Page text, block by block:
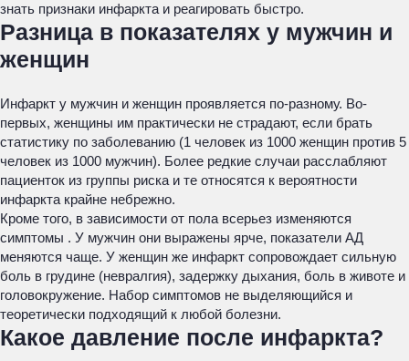
знать признаки инфаркта и реагировать быстро.
Разница в показателях у мужчин и
женщин
Инфаркт у мужчин и женщин проявляется по-разному. Во-
первых, женщины им практически не страдают, если брать
статистику по заболеванию (1 человек из 1000 женщин против 5
человек из 1000 мужчин). Более редкие случаи расслабляют
пациенток из группы риска и те относятся к вероятности
инфаркта крайне небрежно.
Кроме того, в зависимости от пола всерьез изменяются
симптомы . У мужчин они выражены ярче, показатели АД
меняются чаще. У женщин же инфаркт сопровождает сильную
боль в грудине (невралгия), задержку дыхания, боль в животе и
головокружение. Набор симптомов не выделяющийся и
теоретически подходящий к любой болезни.
Какое давление после инфаркта?